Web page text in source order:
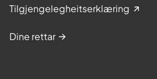
Tilgjengelegheitserklæring
Dine rettar